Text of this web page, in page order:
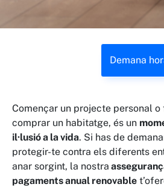
Demana
Començar un projecte personal
comprar un habitatge, és un
il·lusió a la vida. Si has de
protegir-te contra els diferents
anar sorgint, la nostra
pagaments anual renovable